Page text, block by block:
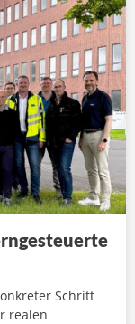
Schritt
realen